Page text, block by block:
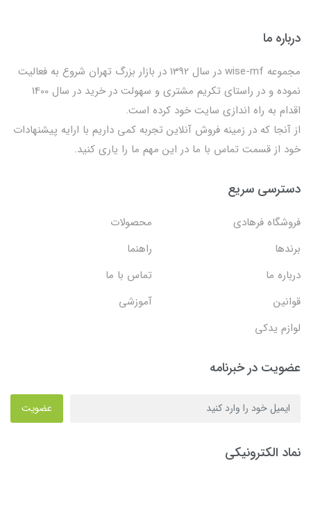
درباره ما
مجموعه wise-mf در سال 1392 در بازار بزرگ تهران شروع به فعالیت
نموده و در راستای تکریم مشتری و سهولت در خرید در سال 1400
اقدام به راه اندازی سایت خود کرده است.
از آنجا که در زمینه فروش آنلاین تجربه کمی داریم با ارایه پیشنهادات
خود از قسمت تماس با ما در این مهم ما را یاری کنید.
دسترسی سریع
فروشگاه فرهادی
محصولات
برندها
راهنما
درباره ما
تماس با ما
قوانین
آموزشی
لوازم یدکی
عضویت در خبرنامه
عضویت
نماد الکترونیکی